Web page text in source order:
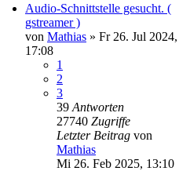
Audio-Schnittstelle gesucht. (
gstreamer )
von Mathias » Fr 26. Jul 2024,
17:08
1
2
3
39 Antworten
27740 Zugriffe
Letzter Beitrag von
Mathias
Mi 26. Feb 2025, 13:10